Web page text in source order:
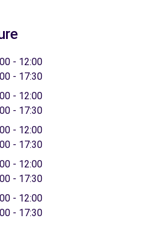
- 12:00
- 17:30
- 12:00
- 17:30
- 12:00
- 17:30
- 12:00
- 17:30
- 12:00
- 17:30